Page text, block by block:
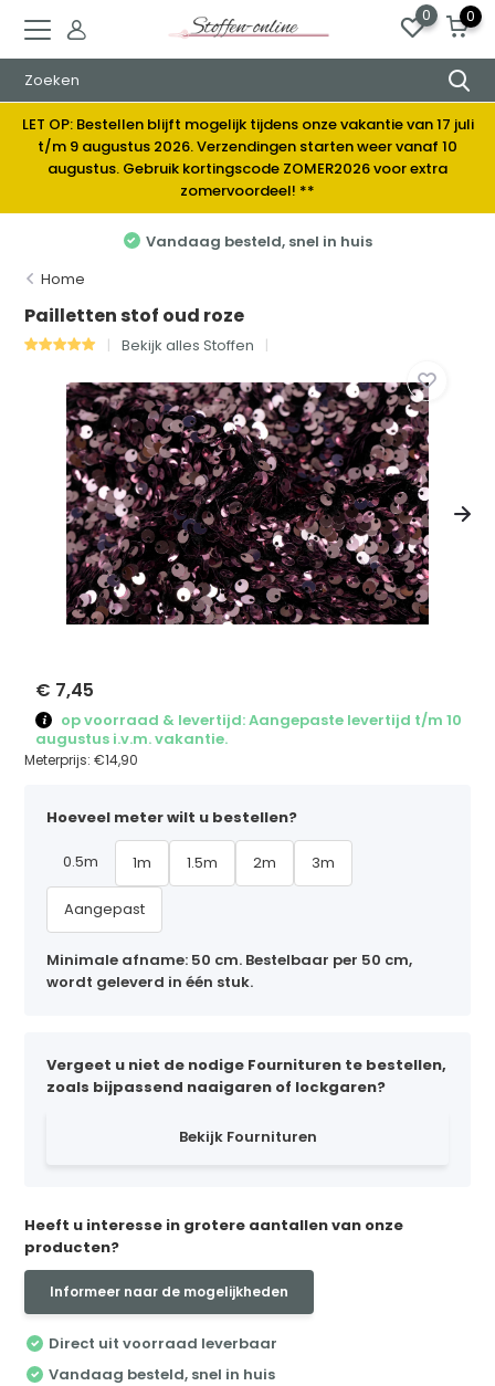
0 0
LET OP: Bestellen blijft mogelijk tijdens onze vakantie van 17 juli
t/m 9 augustus 2026. Verzendingen starten weer vanaf 10
augustus. Gebruik kortingscode ZOMER2026 voor extra
zomervoordeel! **
Elke week nieuwe
Home
Pailletten stof oud roze
Bekijk alles Stoffen
€ 7,45
op voorraad & levertijd: Aangepaste levertijd t/m 10
augustus i.v.m. vakantie.
Meterprijs:€14,90
Hoeveel meter wilt u bestellen?
0.5m 1m 1.5m 2m 3m
Aangepast
Minimale afname: 50 cm. Bestelbaar per 50 cm,
wordt geleverd in één stuk.
Vergeet u niet de nodige Fournituren te bestellen,
zoals bijpassend naaigaren of lockgaren?
Bekijk Fournituren
Heeft u interesse in grotere aantallen van onze
producten?
Informeer naar de mogelijkheden
Direct uit voorraad leverbaar
Vandaag besteld, snel in huis